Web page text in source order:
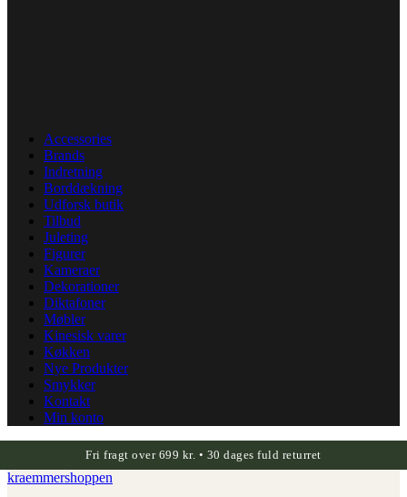
Accessories
Brands
Indretning
Borddækning
Udforsk butik
Tilbud
Juleting
Figurer
Kameraer
Dekorationer
Diktafoner
Møbler
Kinesisk varer
Køkken
Nye Produkter
Smykker
Kontakt
Min konto
Fri fragt over 699 kr. • 30 dages fuld returret
kraemmershoppen